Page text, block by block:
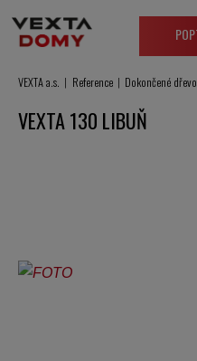
VEXTA a.s. Reference Dokončené
VEXTA 130 LIBUŇ